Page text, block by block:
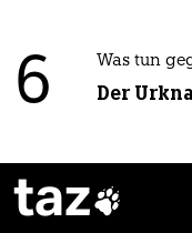
6 Was tun
Der
taz